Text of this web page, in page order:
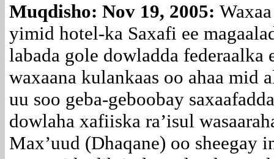
Muqdisho: Nov 19, 2005:
yimid hotel-ka Saxafi ee
labada gole dowladda federaalka
waxaana kulankaas oo ahaa mid
uu soo geba-geboobay
dowlaha xafiiska ra’isul
Max’uud (Dhaqane) oo